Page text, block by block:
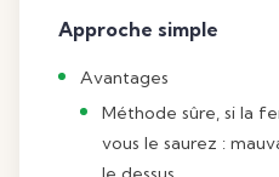
Approche simple
Avantages
Méthode sûre, si la
vous le saurez :